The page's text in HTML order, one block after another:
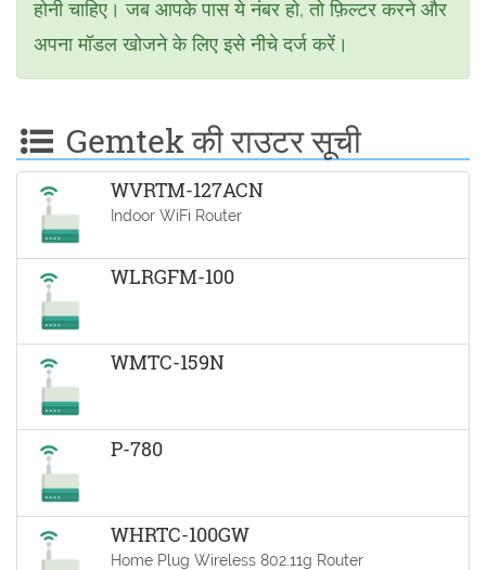
होनी चाहिए। जब आपके पास ये नंबर हो, तो फ़िल्टर करने और
अपना मॉडल खोजने के लिए इसे नीचे दर्ज करें।
Gemtek की राउटर सूची
WVRTM-127ACN
Indoor WiFi Router
WLRGFM-100
WMTC-159N
P-780
WHRTC-100GW
Home Plug Wireless 802.11g Router